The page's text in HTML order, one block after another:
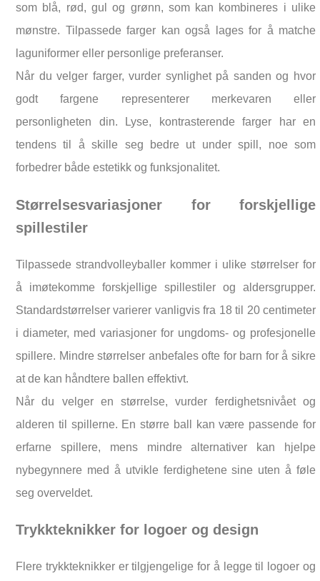
som blå, rød, gul og grønn, som kan kombineres i ulike
mønstre. Tilpassede farger kan også lages for å matche
laguniformer eller personlige preferanser.
Når du velger farger, vurder synlighet på sanden og hvor
godt fargene representerer merkevaren eller
personligheten din. Lyse, kontrasterende farger har en
tendens til å skille seg bedre ut under spill, noe som
forbedrer både estetikk og funksjonalitet.
Størrelsesvariasjoner for forskjellige
spillestiler
Tilpassede strandvolleyballer kommer i ulike størrelser for
å imøtekomme forskjellige spillestiler og aldersgrupper.
Standardstørrelser varierer vanligvis fra 18 til 20 centimeter
i diameter, med variasjoner for ungdoms- og profesjonelle
spillere. Mindre størrelser anbefales ofte for barn for å sikre
at de kan håndtere ballen effektivt.
Når du velger en størrelse, vurder ferdighetsnivået og
alderen til spillerne. En større ball kan være passende for
erfarne spillere, mens mindre alternativer kan hjelpe
nybegynnere med å utvikle ferdighetene sine uten å føle
seg overveldet.
Trykkteknikker for logoer og design
Flere trykkteknikker er tilgjengelige for å legge til logoer og